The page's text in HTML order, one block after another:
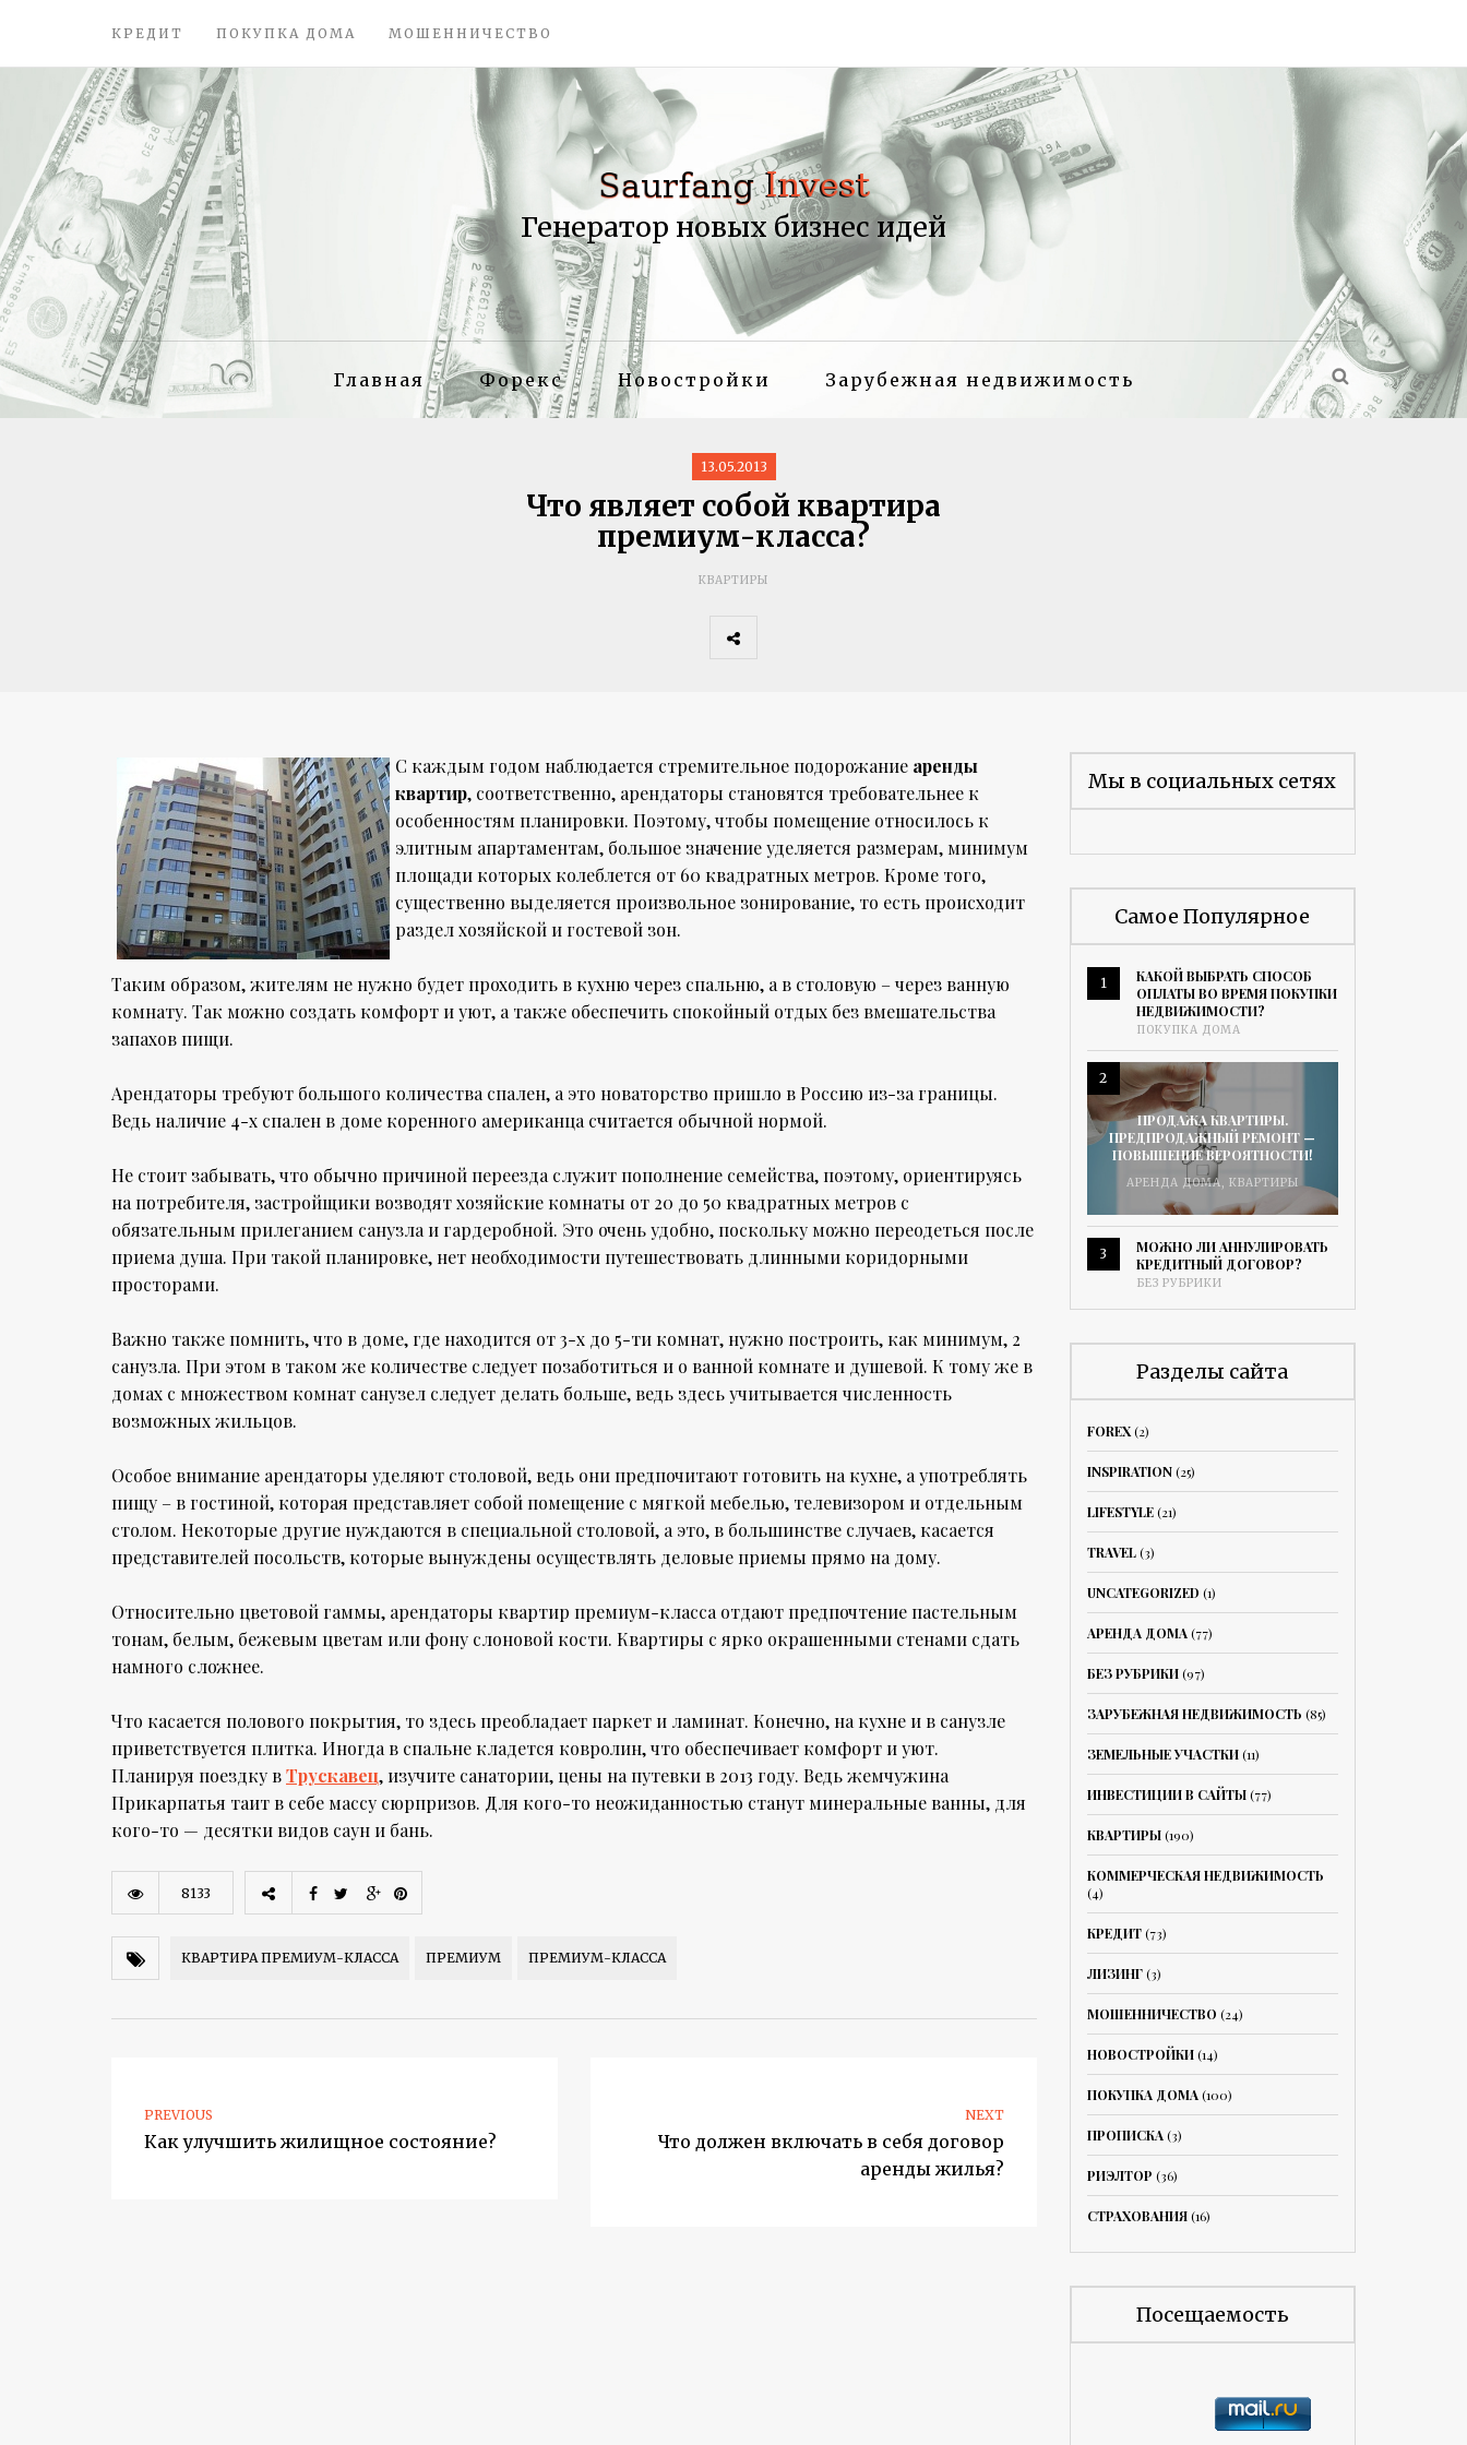
КРЕДИТ ПОКУПКА ДОМА МОШЕННИЧЕСТВО
Генератор новых бизнес идей
Главная Форекс Новостройки Зарубежная недвижимость
13.05.2013
Что являет собой квартира
премиум-класса?
КВАРТИРЫ
С каждым годом наблюдается стремительное подорожание аренды
квартир, соответственно, арендаторы становятся требовательнее к
особенностям планировки. Поэтому, чтобы помещение относилось к
элитным апартаментам, большое значение уделяется размерам, минимум
площади которых колеблется от 60 квадратных метров. Кроме того,
существенно выделяется произвольное зонирование, то есть происходит
раздел хозяйской и гостевой зон.
Таким образом, жителям не нужно будет проходить в кухню через спальню, а в столовую – через ванную
комнату. Так можно создать комфорт и уют, а также обеспечить спокойный отдых без вмешательства
запахов пищи.
Арендаторы требуют большого количества спален, а это новаторство пришло в Россию из-за границы.
Ведь наличие 4-х спален в доме коренного американца считается обычной нормой.
Не стоит забывать, что обычно причиной переезда служит пополнение семейства, поэтому, ориентируясь
на потребителя, застройщики возводят хозяйские комнаты от 20 до 50 квадратных метров с
обязательным прилеганием санузла и гардеробной. Это очень удобно, поскольку можно переодеться после
приема душа. При такой планировке, нет необходимости путешествовать длинными коридорными
просторами.
Важно также помнить, что в доме, где находится от 3-х до 5-ти комнат, нужно построить, как минимум, 2
санузла. При этом в таком же количестве следует позаботиться и о ванной комнате и душевой. К тому же в
домах с множеством комнат санузел следует делать больше, ведь здесь учитывается численность
возможных жильцов.
Особое внимание арендаторы уделяют столовой, ведь они предпочитают готовить на кухне, а употреблять
пищу – в гостиной, которая представляет собой помещение с мягкой мебелью, телевизором и отдельным
столом. Некоторые другие нуждаются в специальной столовой, а это, в большинстве случаев, касается
представителей посольств, которые вынуждены осуществлять деловые приемы прямо на дому.
Относительно цветовой гаммы, арендаторы квартир премиум-класса отдают предпочтение пастельным
тонам, белым, бежевым цветам или фону слоновой кости. Квартиры с ярко окрашенными стенами сдать
намного сложнее.
Что касается полового покрытия, то здесь преобладает паркет и ламинат. Конечно, на кухне и в санузле
приветствуется плитка. Иногда в спальне кладется ковролин, что обеспечивает комфорт и уют.
Планируя поездку вТрускавец, изучите санатории, цены на путевки в 2013 году. Ведь жемчужина
Прикарпатья таит в себе массу сюрпризов. Для кого-то неожиданностью станут минеральные ванны, для
кого-то — десятки видов саун и бань.
8133
КВАРТИРА ПРЕМИУМ-КЛАССА ПРЕМИУМ ПРЕМИУМ-КЛАССА
PREVIOUS
Как улучшить жилищное состояние?
NEXT
Что должен включать в себя договор
аренды жилья?
Мы в социальных сетях
Самое Популярное
1
КАКОЙ ВЫБРАТЬ СПОСОБ
ОПЛАТЫ ВО ВРЕМЯ ПОКУПКИ
НЕДВИЖИМОСТИ?
ПОКУПКА ДОМА
2
ПРОДАЖА КВАРТИРЫ.
ПРЕДПРОДАЖНЫЙ РЕМОНТ —
ПОВЫШЕНИЕ ВЕРОЯТНОСТИ!
АРЕНДА ДОМА, КВАРТИРЫ
3
МОЖНО ЛИ АННУЛИРОВАТЬ
КРЕДИТНЫЙ ДОГОВОР?
БЕЗ РУБРИКИ
Разделы сайта
FOREX(2)
INSPIRATION(25)
LIFESTYLE(21)
TRAVEL(3)
UNCATEGORIZED (1)
АРЕНДА ДОМА(77)
БЕЗ РУБРИКИ(97)
ЗАРУБЕЖНАЯ НЕДВИЖИМОСТЬ (85)
ЗЕМЕЛЬНЫЕ УЧАСТКИ(11)
ИНВЕСТИЦИИ В САЙТЫ(77)
КВАРТИРЫ(190)
КОММЕРЧЕСКАЯ НЕДВИЖИМОСТЬ
(4)
КРЕДИТ(73)
ЛИЗИНГ(3)
МОШЕННИЧЕСТВО (24)
НОВОСТРОЙКИ(14)
ПОКУПКА ДОМА(100)
ПРОПИСКА(3)
РИЭЛТОР (36)
СТРАХОВАНИЯ(16)
Посещаемость